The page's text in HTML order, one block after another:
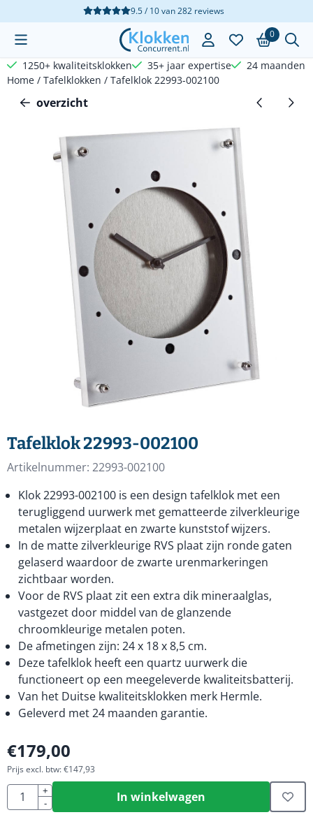
Cookievoorkeuren zijn beschikbaar. Kies instellingen of sta
9.5 / 10van282reviews
0
1250+ kwaliteitsklokken 35+ jaar expertise
24 maanden
Home / Tafelklokken / Tafelklok 22993-002100
overzicht
Tafelklok 22993-002100
Artikelnummer: 22993-002100
Klok 22993-002100 is een design tafelklok met een
terugliggend uurwerk met gematteerde zilverkleurige
metalen wijzerplaat en zwarte kunststof wijzers.
In de matte zilverkleurige RVS plaat zijn ronde gaten
gelaserd waardoor de zwarte urenmarkeringen
zichtbaar worden.
Voor de RVS plaat zit een extra dik mineraalglas,
vastgezet door middel van de glanzende
chroomkleurige metalen poten.
De afmetingen zijn: 24 x 18 x 8,5 cm.
Deze tafelklok heeft een quartz uurwerk die
functioneert op een meegeleverde kwaliteitsbatterij.
Van het Duitse kwaliteitsklokken merk Hermle.
Geleverd met 24 maanden garantie.
€179,00
Prijs excl. btw:€147,93
Aantal
+
-
In winkelwagen